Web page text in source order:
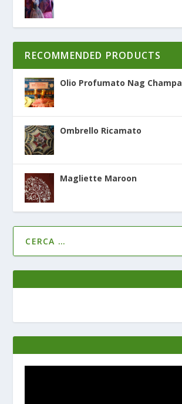
RECOMMENDED PRODUCTS
Olio Profumato Nag Champa
Ombrello Ricamato
Magliette Maroon